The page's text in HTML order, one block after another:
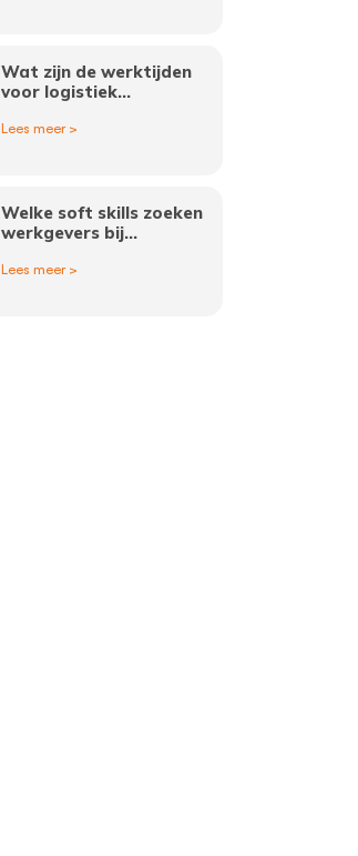
Wat zijn de werktijden
voor logistiek
Amsterdam?
Lees meer >
Welke soft skills zoeken
werkgevers bij
Lees meer >